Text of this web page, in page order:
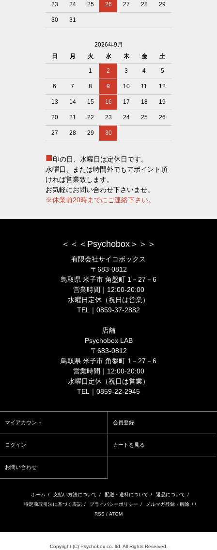
23 24 25 26 27 28 29
30 31
2026年9月
日
月 火 水 木 金 土
1 2 3 4 5
6 7 8 9 10 11 12
13 14 15 16 17 18 19
20 21 22 23 24 25 26
27 28 29 30
■印の日、水曜日は定休日です。
水曜日、または時間外でもアポイント頂
ければ営業致します。
お気軽にお問い合わせ下さいませ。
※休業前20時までにご連絡下さい。
＜＜＜Psychobox＞＞＞
有限会社サイコボックス
〒683-0812
鳥取県 米子市 角盤町 1－27－6
営業時間｜12:00-20:00
水曜日定休（祝日は営業）
TEL｜0859-37-2882
店舗
Psychobox LAB
〒683-0812
鳥取県 米子市 角盤町 1－27－6
営業時間｜12:00-20:00
水曜日定休（祝日は営業）
TEL｜0859-22-2945
マイアカウント 会員登録
ログイン カートを見る
お問い合わせ
ホーム / 支払い方法について / 配送・送料について / 返品について /
特定商取引法に基づく表記 / プライバシーポリシー / メルマガ登録・解除 / /
RSS / ATOM
Copyright (C) Psychobox co.,ltd. All Rights Reserved.